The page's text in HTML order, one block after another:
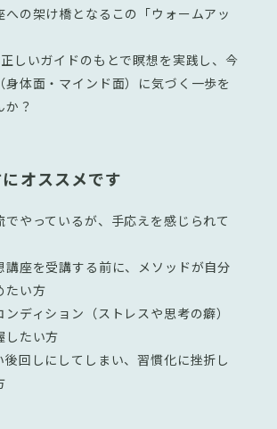
への架け橋となるこの「ウォームアッ
しいガイドのもとで瞑想を実践し、今
身体面・マインド面）に気づく一歩を
？
オススメです
でやっているが、手応えを感じられて
講座を受講する前に、メソッドが自分
たい方
ンディション（ストレスや思考の癖）
したい方
後回しにしてしまい、習慣化に挫折し